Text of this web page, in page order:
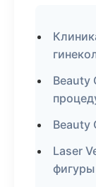
Beauty
Beauty
Laser
фигуры